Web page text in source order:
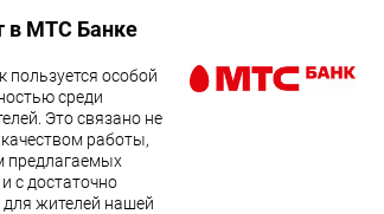
в МТС Банке
пользуется особой
среди
Это связано не
работы,
предлагаемых
и с достаточно
жителей нашей